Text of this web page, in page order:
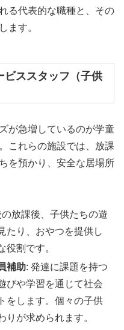
る代表的な職種と、その
ます。
ビススタッフ（子供
が急増しているのが学童
これらの施設では、放課
を預かり、安全な居場所
の放課後、子供たちの遊
たり、おやつを提供し
役割です。
補助: 発達に課題を持つ
びや学習を通じて社会
をします。個々の子供
りが求められます。